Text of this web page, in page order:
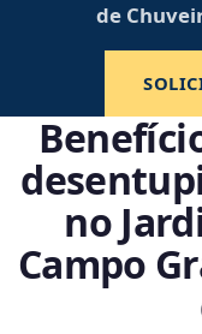
de
no
Campo